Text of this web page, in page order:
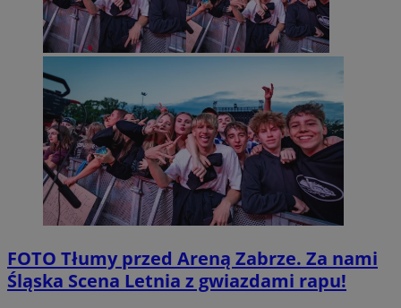
FOTO Tłumy przed Areną Zabrze. Za nami
Śląska Scena Letnia z gwiazdami rapu!